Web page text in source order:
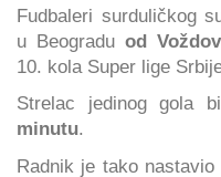
Fudbaleri surduličkog
u Beogradu od
10. kola Super lige
Strelac jedinog gola
minutu.
Radnik je tako